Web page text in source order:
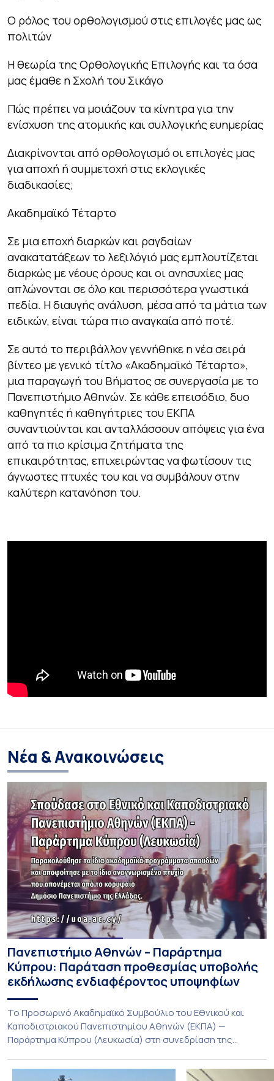
Ο ρόλος του ορθολογισμού στις επιλογές μας ως
πολιτών
Η θεωρία της Ορθολογικής Επιλογής και τα όσα
μας έμαθε η Σχολή του Σικάγο
Πώς πρέπει να μοιάζουν τα κίνητρα για την
ενίσχυση της ατομικής και συλλογικής ευημερίας
Διακρίνονται από ορθολογισμό οι επιλογές μας
για αποχή ή συμμετοχή στις εκλογικές
διαδικασίες;
Ακαδημαϊκό Τέταρτο
Σε μια εποχή διαρκών και ραγδαίων
ανακατατάξεων το λεξιλόγιό μας εμπλουτίζεται
διαρκώς με νέους όρους και οι ανησυχίες μας
απλώνονται σε όλο και περισσότερα γνωστικά
πεδία. Η διαυγής ανάλυση, μέσα από τα μάτια των
ειδικών, είναι τώρα πιο αναγκαία από ποτέ.
Σε αυτό το περιβάλλον γεννήθηκε η νέα σειρά
βίντεο με γενικό τίτλο «Ακαδημαϊκό Τέταρτο»,
μια παραγωγή του Βήματος σε συνεργασία με το
Πανεπιστήμιο Αθηνών. Σε κάθε επεισόδιο, δυο
καθηγητές ή καθηγήτριες του ΕΚΠΑ
συναντιούνται και ανταλλάσσουν απόψεις για ένα
από τα πιο κρίσιμα ζητήματα της
επικαιρότητας, επιχειρώντας να φωτίσουν τις
άγνωστες πτυχές του και να συμβάλουν στην
καλύτερη κατανόηση του.
Νέα & Ανακοινώσεις
Πανεπιστήμιο Αθηνών – Παράρτημα
Κύπρου: Παράταση προθεσμίας υποβολής
εκδήλωσης ενδιαφέροντος υποψηφίων
Το Προσωρινό Ακαδημαϊκό Συμβούλιο του Εθνικού και
Καποδιστριακού Πανεπιστημίου Αθηνών (ΕΚΠΑ) —
Παράρτημα Κύπρου (Λευκωσία) στη συνεδρίαση της
παράταση της προθεσμίας υποβολής εκδήλωσης